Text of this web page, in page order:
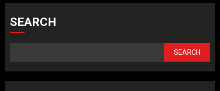
SEARCH
SEARCH